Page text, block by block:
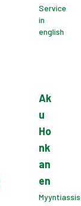
Service
in
english
Ak
u
Ho
nk
an
en